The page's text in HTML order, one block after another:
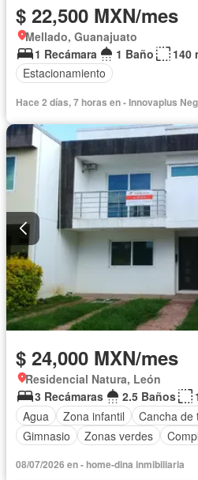
$ 22,500 MXN/mes
Mellado, Guanajuato
1 Recámara
1 Baño
140
Estacionamiento
Hace 2 días, 7 horas en - Innovaplus
$ 24,000 MXN/mes
Residencial Natura, León
3 Recámaras
2.5 Baños
Agua
Zona infantil Cancha de
Gimnasio
Zonas verdes
08/07/2026 en - home-dina inmibiliaria